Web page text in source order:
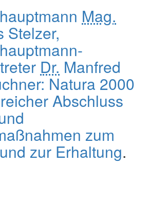
Mag.
Stelzer,
Dr. Manfred
Natura 2000
Abschluss
zum
zur Erhaltung.